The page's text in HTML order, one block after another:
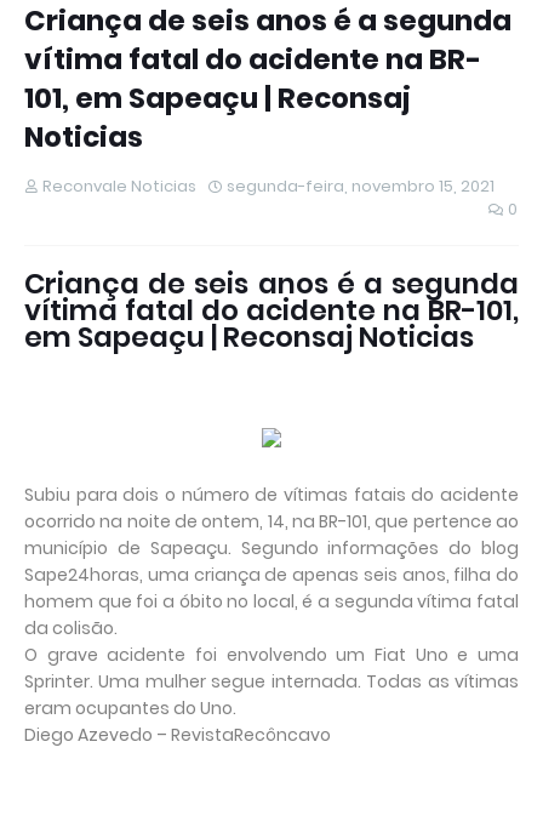
Criança de seis anos é a segunda
vítima fatal do acidente na BR-
101, em Sapeaçu | Reconsaj
Noticias
Reconvale Noticias
segunda-feira, novembro 15, 2021
0
Criança de seis anos é a segunda
vítima fatal do acidente na BR-101,
em Sapeaçu | Reconsaj Noticias
Subiu para dois o número de vítimas fatais do acidente
ocorrido na noite de ontem, 14, na BR-101, que pertence ao
município de Sapeaçu. Segundo informações do blog
Sape24horas, uma criança de apenas seis anos, filha do
homem que foi a óbito no local, é a segunda vítima fatal
da colisão.
O grave acidente foi envolvendo um Fiat Uno e uma
Sprinter. Uma mulher segue internada. Todas as vítimas
eram ocupantes do Uno.
Diego Azevedo – RevistaRecôncavo